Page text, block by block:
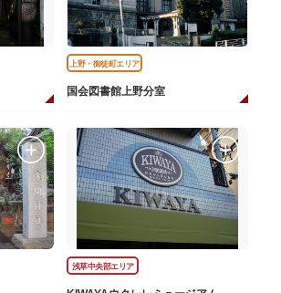
上野・御徒町エリア
国会図書館上野分室
浅草中央部エリア